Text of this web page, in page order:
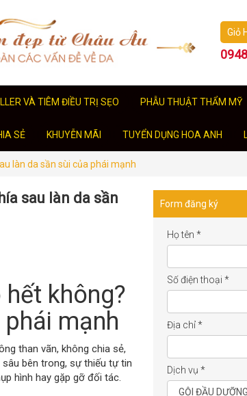
Giỏ
VÀ TIÊM ĐIỀU TRỊ SẸO PHẪU THUẬT THẨM MỸ
SẺ KHUYỄN MÃI TUYỂN DỤNG HOA ANH
làn da sần sùi của phái mạnh
sau làn da sần
không?
mạnh
than vãn, không chia sẻ,
bên trong, sự thiếu tự tin
hình hay gặp gỡ đối tác.
Form đăng ký
Họ tên *
Số điện thoại *
Địa chỉ*
Dịch vụ *